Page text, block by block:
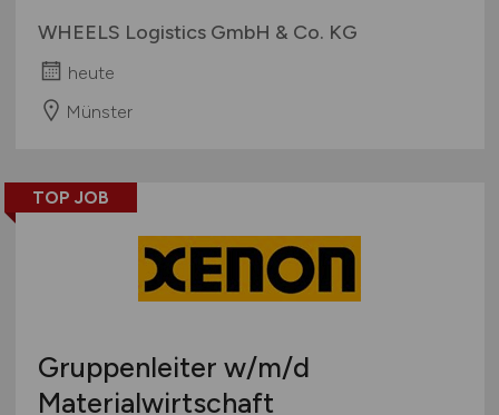
WHEELS Logistics GmbH & Co. KG
heute
Münster
TOP JOB
Gruppenleiter w/m/d
Materialwirtschaft